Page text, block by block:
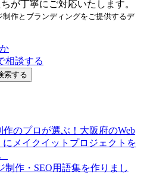
が丁寧にご対応いたします。
作とブランディングをご提供するデ
相談する
索する
作のプロが選ぶ！大阪府のWeb
メイクイットプロジェクトを
制作・SEO用語集を作りまし